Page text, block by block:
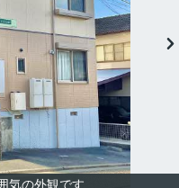
気の外観です